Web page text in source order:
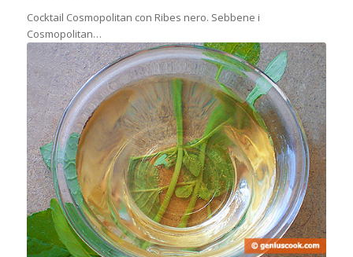
Cocktail Cosmopolitan con Ribes nero. Sebbene i
Cosmopolitan…